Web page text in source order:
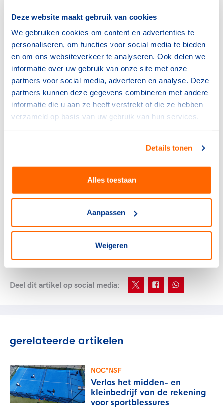
Deze website maakt gebruik van cookies
We gebruiken cookies om content en advertenties te
personaliseren, om functies voor social media te bieden
en om ons websiteverkeer te analyseren. Ook delen we
informatie over uw gebruik van onze site met onze
partners voor social media, adverteren en analyse. Deze
partners kunnen deze gegevens combineren met andere
informatie die u aan ze heeft verstrekt of die ze hebben
verzameld op basis van uw gebruik van hun services.
Details tonen
Alles toestaan
Aanpassen
Weigeren
coronarichtlijnen, dus moeten de spelers de 1,5-meter
daarbij regel aanhouden."
Alcohol
Reneerkens heeft bij zijn clubs niet zo veel te maken
met spelers, die nog een lange 'derde helft' na afloop in
de kantine doorbrengen. "Enerzijds is het te warm om in
de kantine te zitten, maar daarnaast werk ik met spelers
waar dit niet zo aan de orde is. Ik werk met ambitieuze
jongeren, die het voetbal heel belangrijk vinden. We
hebben in dat kader ook afspraken gemaakt, en
daar niet in past."
Voor clubs, waar na afloop van een training de afsluiting
wel nog in de kantine of op het terras plaatsvindt, daar
zijn uiteraard ook alle coronarichtlijnen van kracht (te
vinden bijde overheidenKoninklijke Horeca
een heel verstandig alternatief!", aldus Reneerkens.
Deel dit artikel op social media:
gerelateerde artikelen
NOC*NSF
Verlos het midden- en
kleinbedrijf van de rekening
voor sportblessures